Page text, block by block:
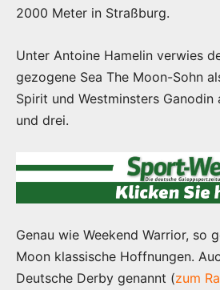
2000 Meter in Straßburg.
Unter Antoine Hamelin verwies
gezogene Sea The Moon-Sohn
Spirit und Westminsters
und drei.
Genau wie Weekend Warrior, so
Moon klassische Hoffnungen.
Deutsche Derby genannt (zum